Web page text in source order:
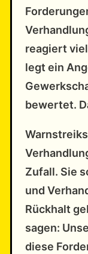
reagiert
legt ein
bewertet.
Zufall. Sie
und
Rückhalt
sagen:
diese